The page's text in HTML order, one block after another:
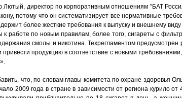
Лютый, директор по корпоративным отношениям "БАТ
потому что он систематизирует все нормативные
более жесткие требования к выпуску и внешнему
к работе по новым правилам, более того, сигареты с
смолы и никотина. Техрегламентом
привести продукцию в соответствие с новыми
что, по словам главы комитета по охране здоровья
2009 года в стране в зависимости от региона курило